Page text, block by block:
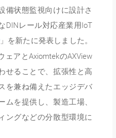
備状態監視向けに設計さ
DINレール対応産業用IoT
」を新たに発表しました。
ェアとAxiomtekのAXView
せることで、拡張性と高
を兼ね備えたエッジデバ
ムを提供し、製造工場、
ングなどの分散型環境に